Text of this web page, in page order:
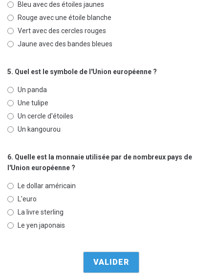
Bleu avec des étoiles jaunes
Rouge avec une étoile blanche
Vert avec des cercles rouges
Jaune avec des bandes bleues
5. Quel est le symbole de l'Union européenne ?
Un panda
Une tulipe
Un cercle d'étoiles
Un kangourou
6. Quelle est la monnaie utilisée par de nombreux pays de
l'Union européenne ?
Le dollar américain
L'euro
La livre sterling
Le yen japonais